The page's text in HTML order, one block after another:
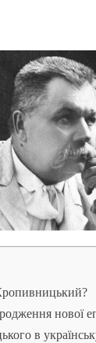
нової
в